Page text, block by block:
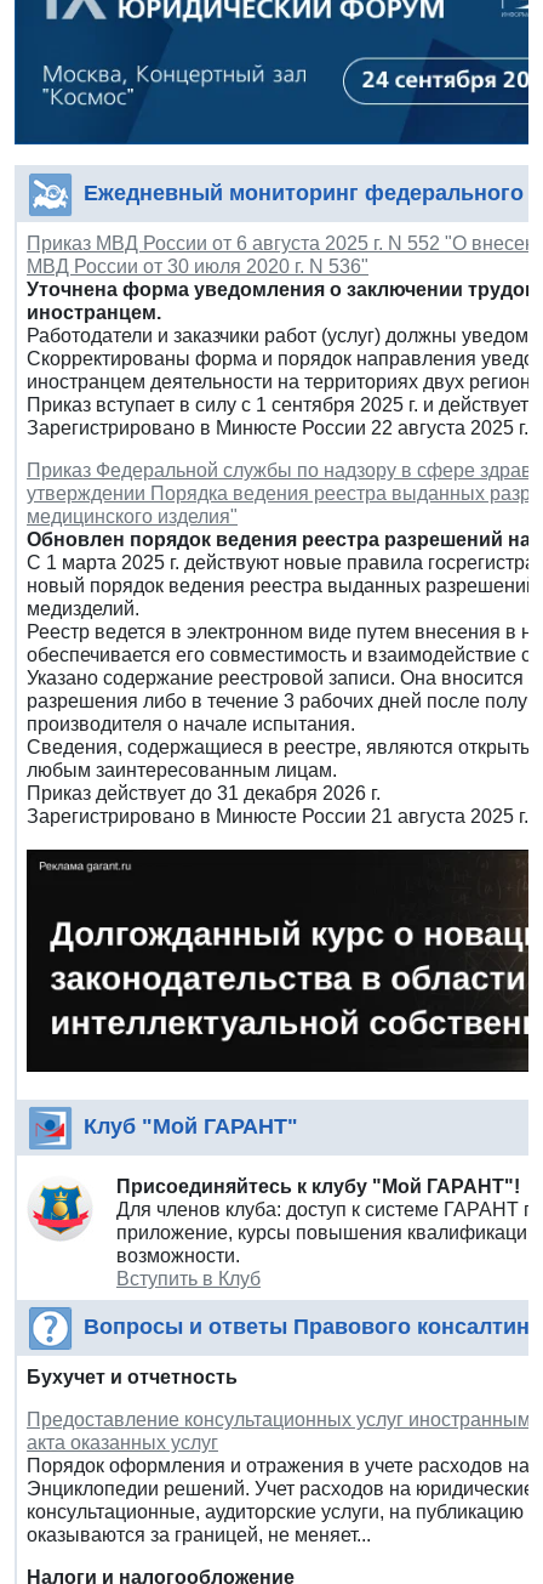
Ежедневный мониторинг федерального
Приказ МВД России от 6 августа 2025 г. N 552 "О
МВД России от 30 июля 2020 г. N 536"
Уточнена форма уведомления о заключении
иностранцем.
Работодатели и заказчики работ (услуг) должны
Скорректированы форма и порядок направления
иностранцем деятельности на территориях двух
Приказ вступает в силу с 1 сентября 2025 г. и действует
Зарегистрировано в Минюсте России 22 августа 2025
Приказ Федеральной службы по надзору в сфере
утверждении Порядка ведения реестра выданных
медицинского изделия"
Обновлен порядок ведения реестра разрешений на
С 1 марта 2025 г. действуют новые правила
новый порядок ведения реестра выданных разрешений
медизделий.
Реестр ведется в электронном виде путем внесения в
обеспечивается его совместимость и
Указано содержание реестровой записи. Она вносится
разрешения либо в течение 3 рабочих дней после
производителя о начале испытания.
Сведения, содержащиеся в реестре, являются
любым заинтересованным лицам.
Приказ действует до 31 декабря 2026 г.
Зарегистрировано в Минюсте России 21 августа 2025
Клуб "Мой ГАРАНТ"
Присоединяйтесь к клубу "Мой ГАРАНТ"!
Для членов клуба: доступ к системе ГАРАНТ
приложение, курсы повышения квалификации
возможности.
Вступить в Клуб
Вопросы и ответы Правового
Бухучет и отчетность
Предоставление консультационных услуг
акта оказанных услуг
Порядок оформления и отражения в учете расходов на
Энциклопедии решений. Учет расходов на
консультационные, аудиторские услуги, на публикацию
оказываются за границей, не меняет...
Налоги и налогообложение